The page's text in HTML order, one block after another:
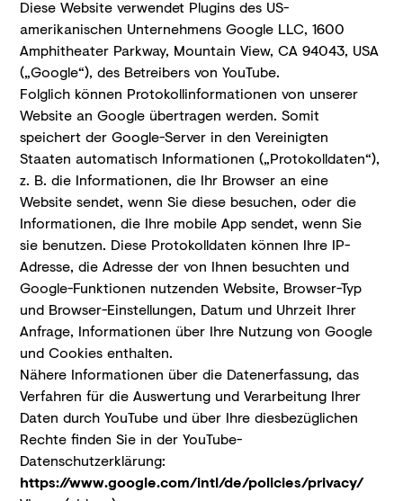
Diese Website verwendet Plugins des US-
amerikanischen Unternehmens Google LLC, 1600
Amphitheater Parkway, Mountain View, CA 94043, USA
(„Google“), des Betreibers von YouTube.
Folglich können Protokollinformationen von unserer
Website an Google übertragen werden. Somit
speichert der Google-Server in den Vereinigten
Staaten automatisch Informationen („Protokolldaten“),
z. B. die Informationen, die Ihr Browser an eine
Website sendet, wenn Sie diese besuchen, oder die
Informationen, die Ihre mobile App sendet, wenn Sie
sie benutzen. Diese Protokolldaten können Ihre IP-
Adresse, die Adresse der von Ihnen besuchten und
Google-Funktionen nutzenden Website, Browser-Typ
und Browser-Einstellungen, Datum und Uhrzeit Ihrer
Anfrage, Informationen über Ihre Nutzung von Google
und Cookies enthalten.
Nähere Informationen über die Datenerfassung, das
Verfahren für die Auswertung und Verarbeitung Ihrer
Daten durch YouTube und über Ihre diesbezüglichen
Rechte finden Sie in der YouTube-
Datenschutzerklärung:
https://www.google.com/intl/de/policies/privacy/